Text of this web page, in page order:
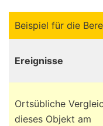
Beispiel für die
Ereignisse
Ortsübliche
dieses Objekt am